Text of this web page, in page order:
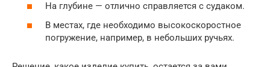
На глубине — отлично справляется с судаком.
В местах, где необходимо высокоскоростное
погружение, например, в небольших ручьях.